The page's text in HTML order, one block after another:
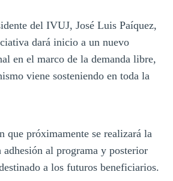
del IVUJ, José Luis Paíquez,
dará inicio a un nuevo
en el marco de la demanda libre,
viene sosteniendo en toda la
que próximamente se realizará la
adhesión al programa y posterior
a los futuros beneficiarios.